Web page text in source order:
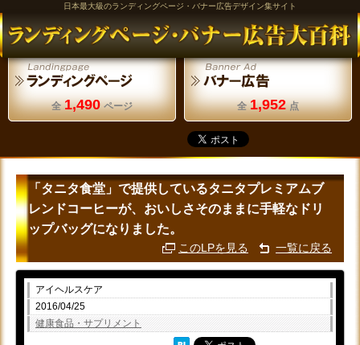
日本最大級のランディングページ・バナー広告デザイン集サイト
全 1,490 ページ 全 1,952 点
「タニタ食堂」で提供しているタニタプレミアムブ
レンドコーヒーが、おいしさそのままに手軽なドリ
ップバッグになりました。
このLPを見る 一覧に戻る
アイヘルスケア
2016/04/25
健康食品・サプリメント